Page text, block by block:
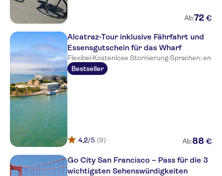
Ab:72 €
Alcatraz-Tour inklusive Fährfahrt und
Essensgutschein für das Wharf
Flexibel·Kostenlose Stornierung·Sprachen: en
Bestseller
4,2/5 (9) Ab:88 €
Go City San Francisco – Pass für die 3
wichtigsten Sehenswürdigkeiten